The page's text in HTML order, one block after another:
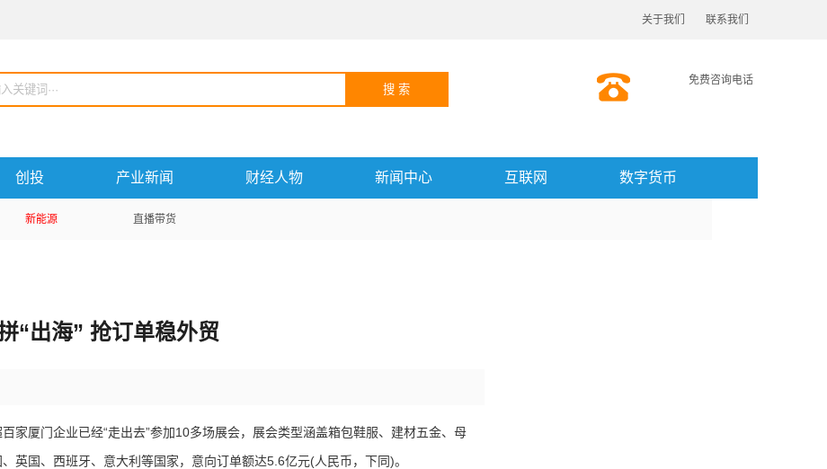
关于我们 联系我们
搜 索
免费咨询电话
创投 产业新闻 财经人物 新闻中心 互联网 数字货币
新能源 直播带货
“出海” 抢订单稳外贸
家厦门企业已经“走出去”参加10多场展会，展会类型涵盖箱包鞋服、建材五金、母
英国、西班牙、意大利等国家，意向订单额达5.6亿元(人民币，下同)。